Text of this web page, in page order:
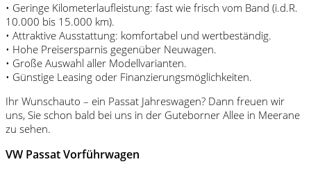
• Geringe Kilometerlaufleistung: fast wie frisch vom Band (i.d.R.
10.000 bis 15.000 km).
• Attraktive Ausstattung: komfortabel und wertbeständig.
• Hohe Preisersparnis gegenüber Neuwagen.
• Große Auswahl aller Modellvarianten.
• Günstige Leasing oder Finanzierungsmöglichkeiten.
Ihr Wunschauto – ein Passat Jahreswagen? Dann freuen wir
uns, Sie schon bald bei uns in der Guteborner Allee in Meerane
zu sehen.
VW Passat Vorführwagen